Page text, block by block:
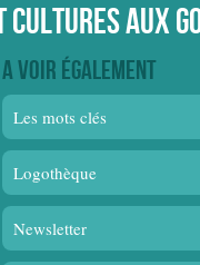
cultures aux
A voir également
Les mots clés
Logothèque
Newsletter